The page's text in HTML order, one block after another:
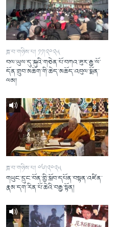
ཟླ་བ་གཉིས་པ། ༡༡།༢༠༢༥
བལ་ཡུལ་དུ་སྐུའི་གཅེན་པོ་བཀའ་ཟུར་རྒྱ་ལོ་
དོན་གྲུབ་མཆོག་གི་ཆེད་མཆོད་འབུལ་སྨོན་
ལམ།
ཟླ་བ་གཉིས་པ། ༠༦།༢༠༢༥
གཡུང་དྲུང་བོན་གྱི་སློབ་དཔོན་བསྟན་འཛིན་
རྣམ་དག་རིན་པོ་ཆེའི་བརྒྱ་སྟོན།